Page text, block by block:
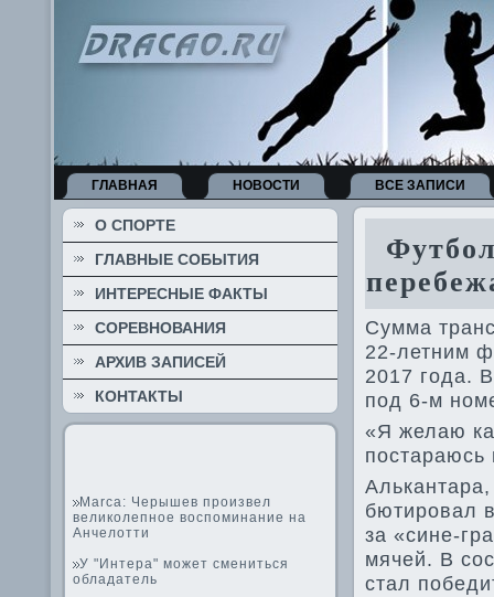
ГЛАВНАЯ НОВОСТИ ВСЕ ЗАПИСИ
О СПОРТЕ
ГЛАВНЫЕ СОБЫТИЯ
ИНТЕРЕСНЫЕ ФАКТЫ
СОРЕВНОВАНИЯ
АРХИВ ЗАПИСЕЙ
КОНТАКТЫ
Marca: Черышев произвел
великолепное воспоминание на
Анчелотти
У "Интера" может смениться
обладатель
Сумма
22-летним
2017 года.
под 6-м
«Я желаю
постараюсь
бютировал
за «сине-
мячей. В
стал